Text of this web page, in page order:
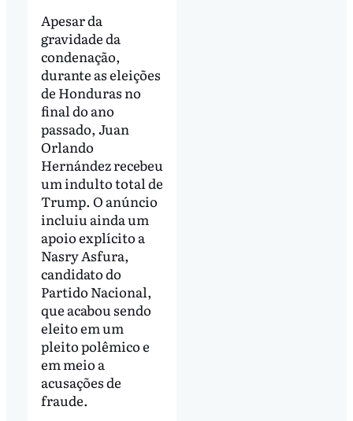
Apesar da
gravidade da
condenação,
durante as eleições
de Honduras no
final do ano
passado, Juan
Orlando
Hernández recebeu
um indulto total de
Trump. O anúncio
incluiu ainda um
apoio explícito a
Nasry Asfura,
candidato do
Partido Nacional,
que acabou sendo
eleito em um
pleito polêmico e
em meio a
acusações de
fraude.